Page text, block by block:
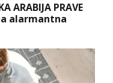
ARABIJA PRAVE
alarmantna